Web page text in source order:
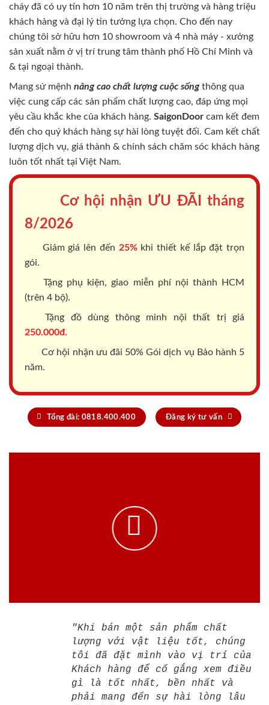
cháy đã có uy tín hơn 10 năm trên thị trường và hàng triệu
khách hàng và đại lý tin tưởng lựa chọn. Cho đến nay
chúng tôi sở hữu hơn 10 showroom và 4 nhà máy - xưởng
sản xuất nằm ở vị trí trung tâm thành phố Hồ Chí Minh và
& tại ngoại thành.
Mang sứ mệnh nâng cao chất lượng cuộc sốngthông qua
việc cung cấp các sản phẩm chất lượng cao, đáp ứng mọi
yêu cầu khắc khe của khách hàng. SaigonDoor cam kết đem
đến cho quý khách hàng sự hài lòng tuyệt đối. Cam kết chất
lượng dịch vụ, giá thành & chính sách chăm sóc khách hàng
luôn tốt nhất tại Việt Nam.
Cơ hội nhận ƯU ĐÃI tháng
8/2026
Giảm giá lên đến 25%khi thiết kế lắp đặt trọn
gói.
Tặng phụ kiện, giao miễn phí nội thành HCM
(trên 4 bộ).
Tặng đồ dùng thông minh nội thất trị giá
250.000đ.
Cơ hội nhận ưu đãi 50% Gói dịch vụ Bảo hành 5
năm.
Tổng đài: 0818.400.400 Đăng ký tư vấn
"Khi bán một sản phẩm chất
lượng với vật liệu tốt, chúng
tôi đã đặt mình vào vị trí của
Khách hàng để cố gắng xem điều
gì là tốt nhất, bền nhất và
phải mang đến sự hài lòng lâu